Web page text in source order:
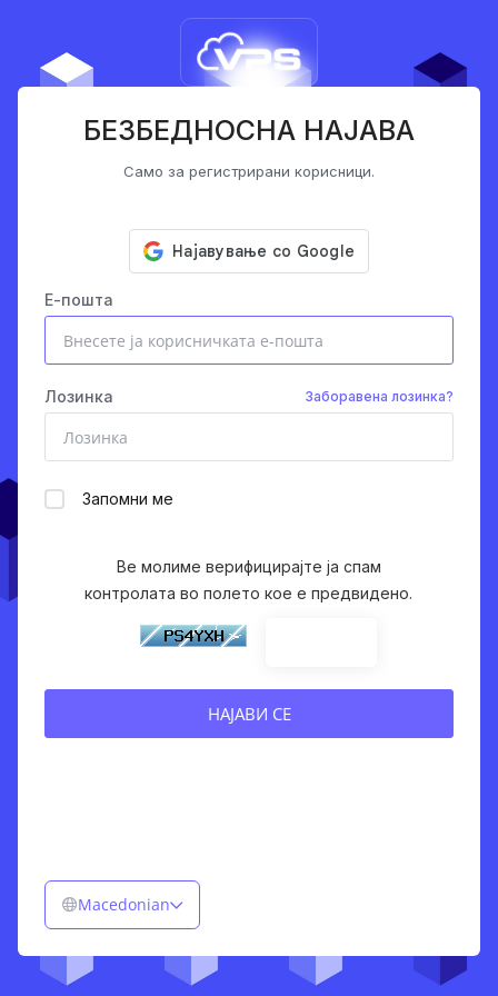
БЕЗБЕДНОСНА НАЈАВА
Само за регистрирани корисници.
Е-пошта
Лозинка Заборавена лозинка?
Запомни ме
Ве молиме верифицирајте ја спам
контролата во полето кое е предвидено.
Macedonian